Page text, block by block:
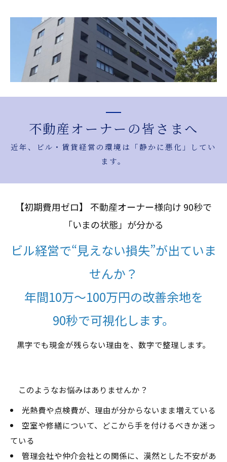
近年、ビル・賃貸経営の環境は「静かに悪化」してい
ます。
不動産オーナーの皆さまへ
【初期費用ゼロ】 不動産オーナー様向け 90秒で
「いまの状態」が分かる
ビル経営で“見えない損失”が出ていま
せんか？
年間10万〜100万円の改善余地を
90秒で可視化します。
黒字でも現金が残らない理由を、数字で整理します。
このようなお悩みはありませんか？
光熱費や点検費が、理由が分からないまま増えている
空室や修繕について、どこから手を付けるべきか迷っ
ている
管理会社や仲介会社との関係に、漠然とした不安があ